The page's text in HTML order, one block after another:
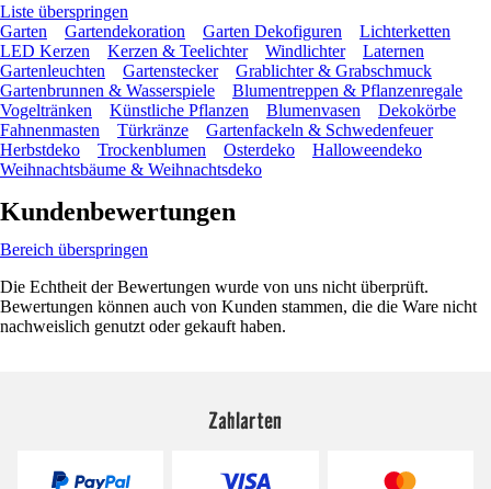
Liste überspringen
Garten
Gartendekoration Garten Dekofiguren
Lichterketten
LED Kerzen
Kerzen & Teelichter Windlichter
Laternen
Gartenleuchten
Gartenstecker
Grablichter & Grabschmuck
Gartenbrunnen & Wasserspiele
Blumentreppen & Pflanzenregale
Vogeltränken
Künstliche Pflanzen Blumenvasen
Dekokörbe
Fahnenmasten
Türkränze
Gartenfackeln & Schwedenfeuer
Herbstdeko
Trockenblumen Osterdeko
Halloweendeko
Weihnachtsbäume & Weihnachtsdeko
Kundenbewertungen
Bereich überspringen
Die Echtheit der Bewertungen wurde von uns nicht überprüft.
Bewertungen können auch von Kunden stammen, die die Ware nicht
nachweislich genutzt oder gekauft haben.
Zahlarten